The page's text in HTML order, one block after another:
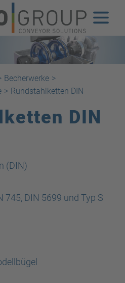
Becherwerke >
> Rundstahlketten DIN
DIN
(DIN)
745, DIN 5699 und Typ S